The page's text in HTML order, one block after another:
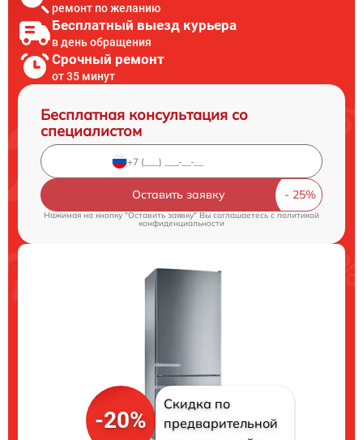
ремонт по желанию
Бесплатный выезд курьера
в день обращения
Срочный ремонт
от 35 минут
Бесплатная консультация со
специалистом
Оставить заявку
Нажимая на кнопку "Оставить заявку" Вы соглашаетесь cполитикой
конфиденциальности
-20%
Скидка по
предварительной